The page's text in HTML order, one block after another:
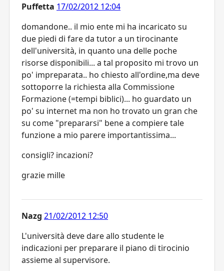
Puffetta 17/02/2012 12:04
domandone.. il mio ente mi ha incaricato su
due piedi di fare da tutor a un tirocinante
dell'università, in quanto una delle poche
risorse disponibili... a tal proposito mi trovo un
po' impreparata.. ho chiesto all'ordine,ma deve
sottoporre la richiesta alla Commissione
Formazione (=tempi biblici)... ho guardato un
po' su internet ma non ho trovato un gran che
su come "prepararsi" bene a compiere tale
funzione a mio parere importantissima...
consigli? incazioni?
grazie mille
Nazg 21/02/2012 12:50
L'università deve dare allo studente le
indicazioni per preparare il piano di tirocinio
assieme al supervisore.